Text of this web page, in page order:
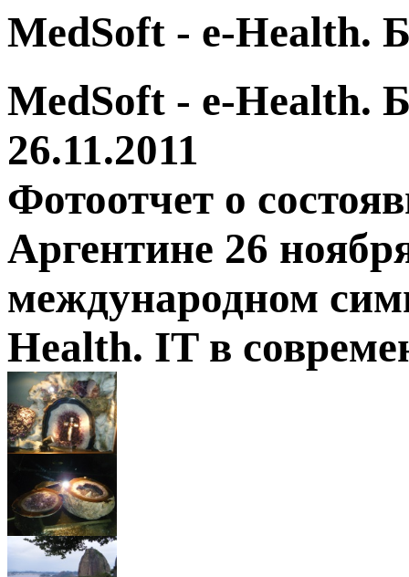
MedSoft - e-Health.
MedSoft - e-Health.
26.11.2011
Фотоотчет о
Аргентине 26
международном
Health. IT в